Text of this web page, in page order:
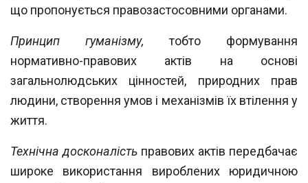
що пропонується правозастосовними органами.
Принцип гуманізму,тобто формування
нормативно-правових актів на основі
загальнолюдських цінностей, природних прав
людини, створення умов і механізмів їх втілення у
життя.
Технічна досконалість правових актів передбачає
широке використання вироблених юридичною